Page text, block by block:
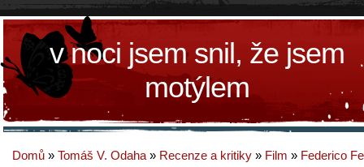
v noci jsem snil, že jsem
motýlem
Domů » Tomáš V. Odaha » Recenze a kritiky » Film » Federico